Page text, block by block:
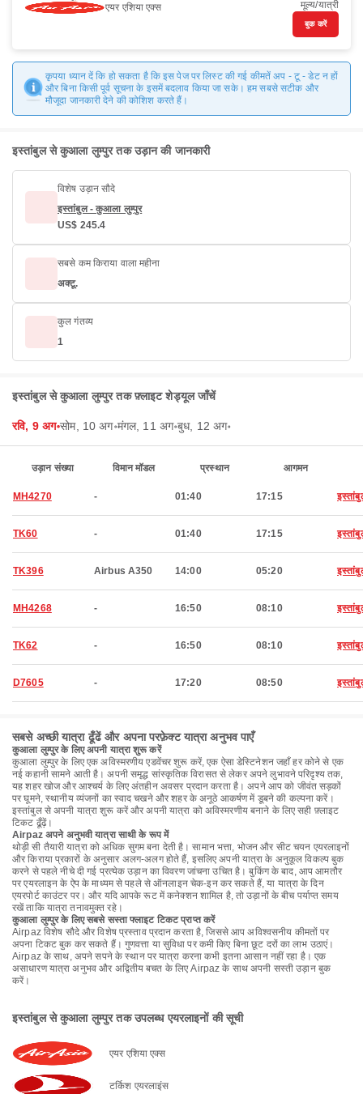
एयर एशिया एक्स
मूल्य/यात्री
बुक करें
कृपया ध्यान दें कि हो सकता है कि इस पेज पर लिस्ट की गई कीमतें अप - टू - डेट न हों
और बिना किसी पूर्व सूचना के इसमें बदलाव किया जा सके। हम सबसे सटीक और
मौजूदा जानकारी देने की कोशिश करते हैं।
इस्तांबुल से कुआला लुम्पुर तक उड़ान की जानकारी
विशेष उड़ान सौदे
इस्तांबुल - कुआला लुम्पुर
US$ 245.4
सबसे कम किराया वाला महीना
अक्टू.
कुल गंतव्य
1
इस्तांबुल से कुआला लुम्पुर तक फ़्लाइट शेड्यूल जाँचें
रवि, 9 अग॰सोम, 10 अग॰मंगल, 11 अग॰बुध, 12 अग॰
उड़ान संख्या विमान मॉडल प्रस्थान आगमन
MH4270 - 01:40 17:15
TK60 - 01:40 17:15
TK396 Airbus A350 14:00 05:20
MH4268 - 16:50 08:10
TK62 - 16:50 08:10
D7605 - 17:20 08:50
सबसे अच्छी यात्रा ढूँढें और अपना परफ़ेक्ट यात्रा अनुभव पाएँ
कुआला लुम्पुर के लिए अपनी यात्रा शुरू करें
कुआला लुम्पुर के लिए एक अविस्मरणीय एडवेंचर शुरू करें, एक ऐसा डेस्टिनेशन जहाँ हर कोने से एक
नई कहानी सामने आती है। अपनी समृद्ध सांस्कृतिक विरासत से लेकर अपने लुभावने परिदृश्य तक,
यह शहर खोज और आश्चर्य के लिए अंतहीन अवसर प्रदान करता है। अपने आप को जीवंत सड़कों
पर घूमने, स्थानीय व्यंजनों का स्वाद चखने और शहर के अनूठे आकर्षण में डूबने की कल्पना करें।
इस्तांबुल से अपनी यात्रा शुरू करें और अपनी यात्रा को अविस्मरणीय बनाने के लिए सही फ़्लाइट
टिकट ढूँढ़ें।
Airpaz अपने अनुभवी यात्रा साथी के रूप में
थोड़ी सी तैयारी यात्रा को अधिक सुगम बना देती है। सामान भत्ता, भोजन और सीट चयन एयरलाइनों
और किराया प्रकारों के अनुसार अलग-अलग होते हैं, इसलिए अपनी यात्रा के अनुकूल विकल्प बुक
करने से पहले नीचे दी गई प्रत्येक उड़ान का विवरण जांचना उचित है। बुकिंग के बाद, आप आमतौर
पर एयरलाइन के ऐप के माध्यम से पहले से ऑनलाइन चेक-इन कर सकते हैं, या यात्रा के दिन
एयरपोर्ट काउंटर पर। और यदि आपके रूट में कनेक्शन शामिल है, तो उड़ानों के बीच पर्याप्त समय
रखें ताकि यात्रा तनावमुक्त रहे।
कुआला लुम्पुर के लिए सबसे सस्ता फ्लाइट टिकट प्राप्त करें
Airpaz विशेष सौदे और विशेष प्रस्ताव प्रदान करता है, जिससे आप अविश्वसनीय कीमतों पर
अपना टिकट बुक कर सकते हैं। गुणवत्ता या सुविधा पर कमी किए बिना छूट दरों का लाभ उठाएं।
Airpaz के साथ, अपने सपने के स्थान पर यात्रा करना कभी इतना आसान नहीं रहा है। एक
असाधारण यात्रा अनुभव और अद्वितीय बचत के लिए Airpaz के साथ अपनी सस्ती उड़ान बुक
करें।
इस्तांबुल से कुआला लुम्पुर तक उपलब्ध एयरलाइनों की सूची
एयर एशिया एक्स
टर्किश एयरलाइंस